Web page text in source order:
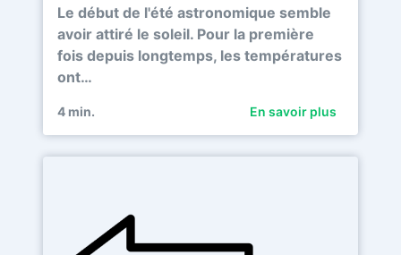
Le début de l'été astronomique semble
avoir attiré le soleil. Pour la première
fois depuis longtemps, les températures
ont…
4 min. En savoir plus